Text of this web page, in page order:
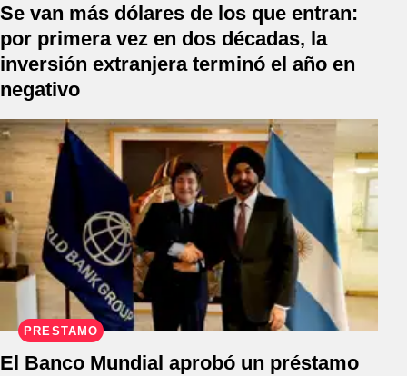
Se van más dólares de los que entran:
por primera vez en dos décadas, la
inversión extranjera terminó el año en
negativo
PRÉSTAMO
El Banco Mundial aprobó un préstamo